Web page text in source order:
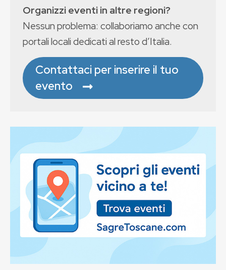
Organizzi eventi in altre regioni?
Nessun problema: collaboriamo anche con
portali locali dedicati al resto d’Italia.
Contattaci per inserire il tuo
evento